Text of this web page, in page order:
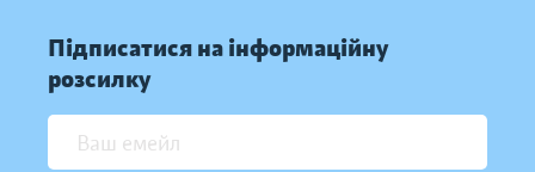
Підписатися на інформаційну
розсилку